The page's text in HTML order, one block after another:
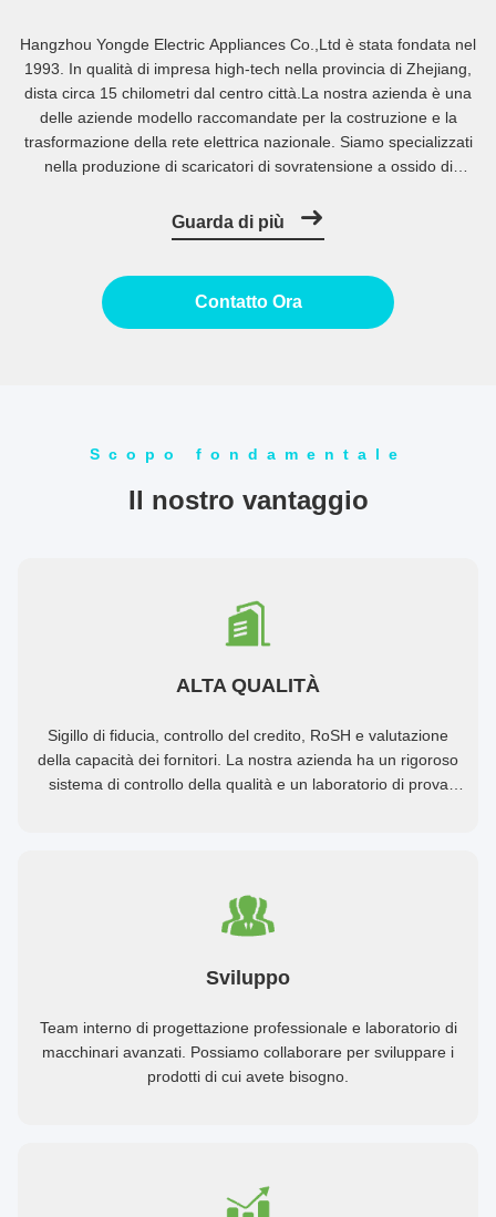
Hangzhou Yongde Electric Appliances Co.,Ltd è stata fondata nel
1993. In qualità di impresa high-tech nella provincia di Zhejiang,
dista circa 15 chilometri dal centro città.La nostra azienda è una
delle aziende modello raccomandate per la costruzione e la
trasformazione della rete elettrica nazionale. Siamo specializzati
nella produzione di scaricatori di sovratensione a ossido di
ad alta tensione da esterno da 10-252kv...
Guarda di più
Contatto Ora
Scopo fondamentale
Il nostro vantaggio
ALTA QUALITÀ
Sigillo di fiducia, controllo del credito, RoSH e valutazione
della capacità dei fornitori. La nostra azienda ha un rigoroso
sistema di controllo della qualità e un laboratorio di prova
Sviluppo
Team interno di progettazione professionale e laboratorio di
macchinari avanzati. Possiamo collaborare per sviluppare i
prodotti di cui avete bisogno.